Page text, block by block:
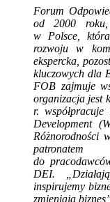
Forum
od 2000 roku,
w Polsce,
rozwoju w
ekspercka,
kluczowych dla
FOB zajmuje
organizacja jest
r.
Development
Różnorodności
patronatem
do
DEI.
inspirujemy
zmieniają